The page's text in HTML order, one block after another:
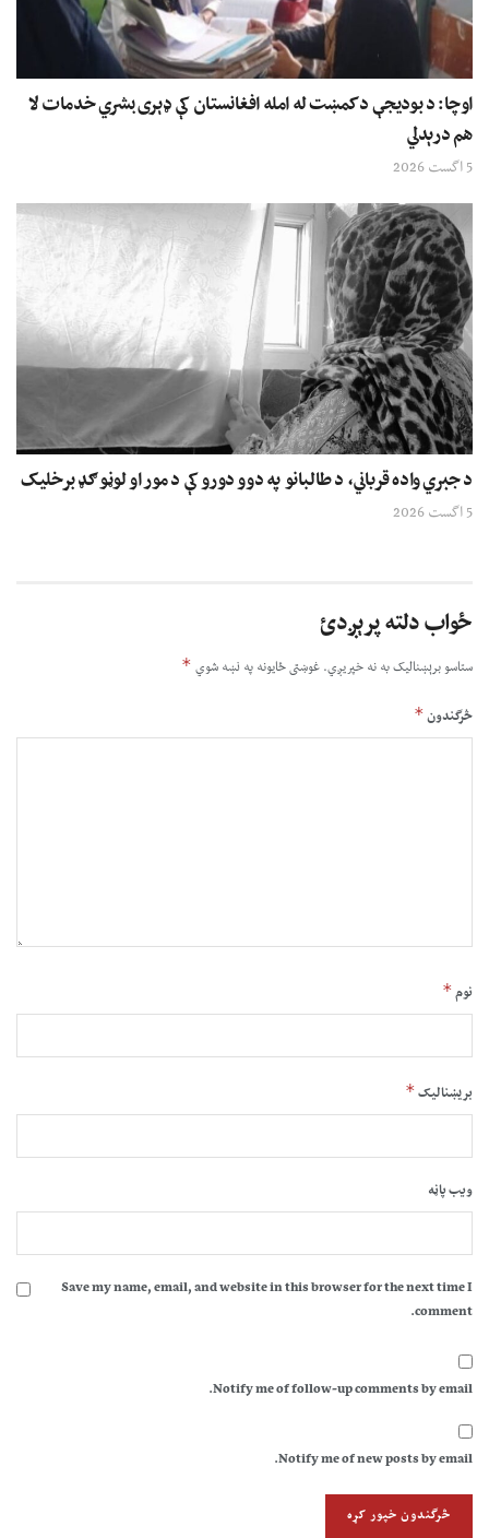
اوچا: د بودیجې د کمښت له امله افغانستان کې ډېری بشري خدمات لا
هم درېدلي
5 اگست 2026
د جبري واده قرباني، د طالبانو په دوو دورو کې د مور او لوڼو ګډ برخلیک
5 اگست 2026
ځواب دلته پرېږدئ
ستاسو برېښناليک به نه خپريږي.غوښتى ځایونه په نښه شوي *
څرگندون*
نوم*
بریښنالیک*
ویب پاڼه
Save my name, email, and website in this browser for the next time I
comment.
Notify me of follow-up comments by email.
Notify me of new posts by email.